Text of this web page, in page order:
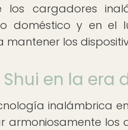
cargadores
doméstico y en el
mantener los
en la era
inalámbrica
los